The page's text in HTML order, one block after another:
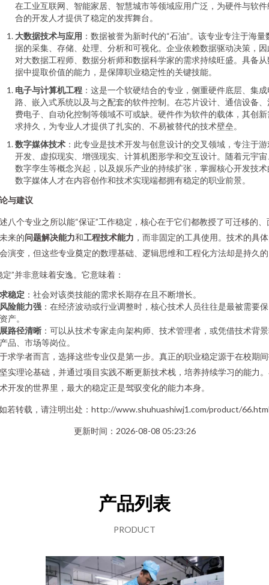
在工业互联网、智能家居、智慧城市等领域应用广泛，为硬件与软件
合的开发人才提供了稳定的发挥舞台。
大数据技术与应用 ：数据被誉为新时代的“石油”。该专业专注于海量
据的采集、存储、处理、分析和可视化。企业依赖数据驱动决策，因
对大数据工程师、数据分析师和数据科学家的需求持续旺盛。具备从
据中提取价值的能力，是保障职业稳定性的关键技能。
电子与计算机工程 ：这是一个软硬结合的专业，侧重硬件底层、集
路、嵌入式系统以及与之配套的软件控制。在芯片设计、通信设备、
费电子、自动化控制等领域不可或缺。硬件作为软件的载体，其创新
求持久，为专业人才提供了扎实的、不易被替代的技术壁垒。
数字媒体技术 ：此专业是技术开发与创意设计的交叉领域，专注于游
开发、虚拟现实、增强现实、计算机图形学和交互设计。随着元宇宙
数字孪生等概念兴起，以及娱乐产业的持续扩张，掌握核心开发技术
数字媒体人才在内容创作和技术实现端都拥有稳定的职业前景。
与建议
八个专业之所以能“保证”工作稳定，核心在于它们都教授了可迁移的、
来的问题解决能力和工程技术能力 ，而非固定的工具使用。技术的具
演变，但这些专业奠定的数理基础、逻辑思维和工程化方法却是持久
定”并非意味着安逸。它意味着：
稳定 ：社会对该类技能的需求长期存在且不断增长。
险能力强 ：在经济波动或行业调整时，核心技术人员往往是最被需要
产。
路径清晰 ：可以从技术专家走向架构师、技术管理者，或凭借技术背
品、市场等岗位。
求学者而言，选择这些专业仅是第一步。真正的职业稳定源于在校期
实理论基础，并通过项目实践不断更新技术栈，培养持续学习的能力
开发的世界里，最大的稳定正是驾驭变化的能力本身。
若转载，请注明出处：http://www.shuhuashiwj1.com/product/
更新时间：2026-08-08 05:23:26
产品列表
PRODUCT